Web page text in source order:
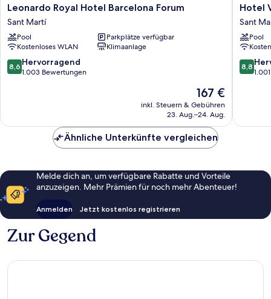
Leonardo
Royal
Hotel
Barcelona
Forum
Sant
Martí
Leonardo Royal Hotel Barcelona Forum
Sant Martí
Pool
Parkplätze verfügbar
Kostenloses WLAN
Klimaanlage
8.6
von
8,6 Hervorragend
1.003 Bewertungen
Der
Preis
beträgt
167 €
inkl. Steuern & Gebühren
23. Aug.–24. Aug.
Hotel
Vincci
Bit
Sant
Martí
Hotel
Sant
Pool
8.8
von
8,8
Ähnliche Unterkünfte vergleichen
Melde dich an, um verfügbare Rabatte und Vorteile
anzuzeigen. Mehr Prämien für noch mehr Abenteuer!
Anmelden Jetzt kostenlos registrieren
Zur Gegend